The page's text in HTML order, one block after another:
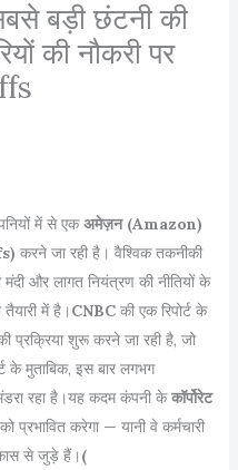
बड़ी छंटनी की
की नौकरी पर
में से एकअमेज़न (Amazon)
करने जा रही है। वैश्विक तकनीकी
और लागत नियंत्रण की नीतियों के
में है। CNBCकी एक रिपोर्ट के
प्रक्रिया शुरू करने जा रही है, जो
के मुताबिक, इस बार लगभग
रहा है।यह कदम कंपनी केकॉर्पोरेट
को प्रभावित करेगा — यानी वे कर्मचारी
से जुड़े हैं। (